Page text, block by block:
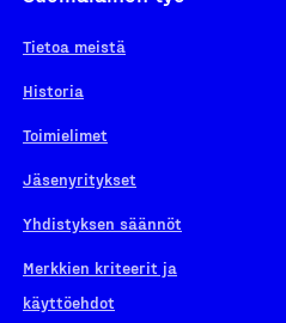
Tietoa meistä
Historia
Toimielimet
Jäsenyritykset
Yhdistyksen säännöt
Merkkien kriteerit ja
käyttöehdot